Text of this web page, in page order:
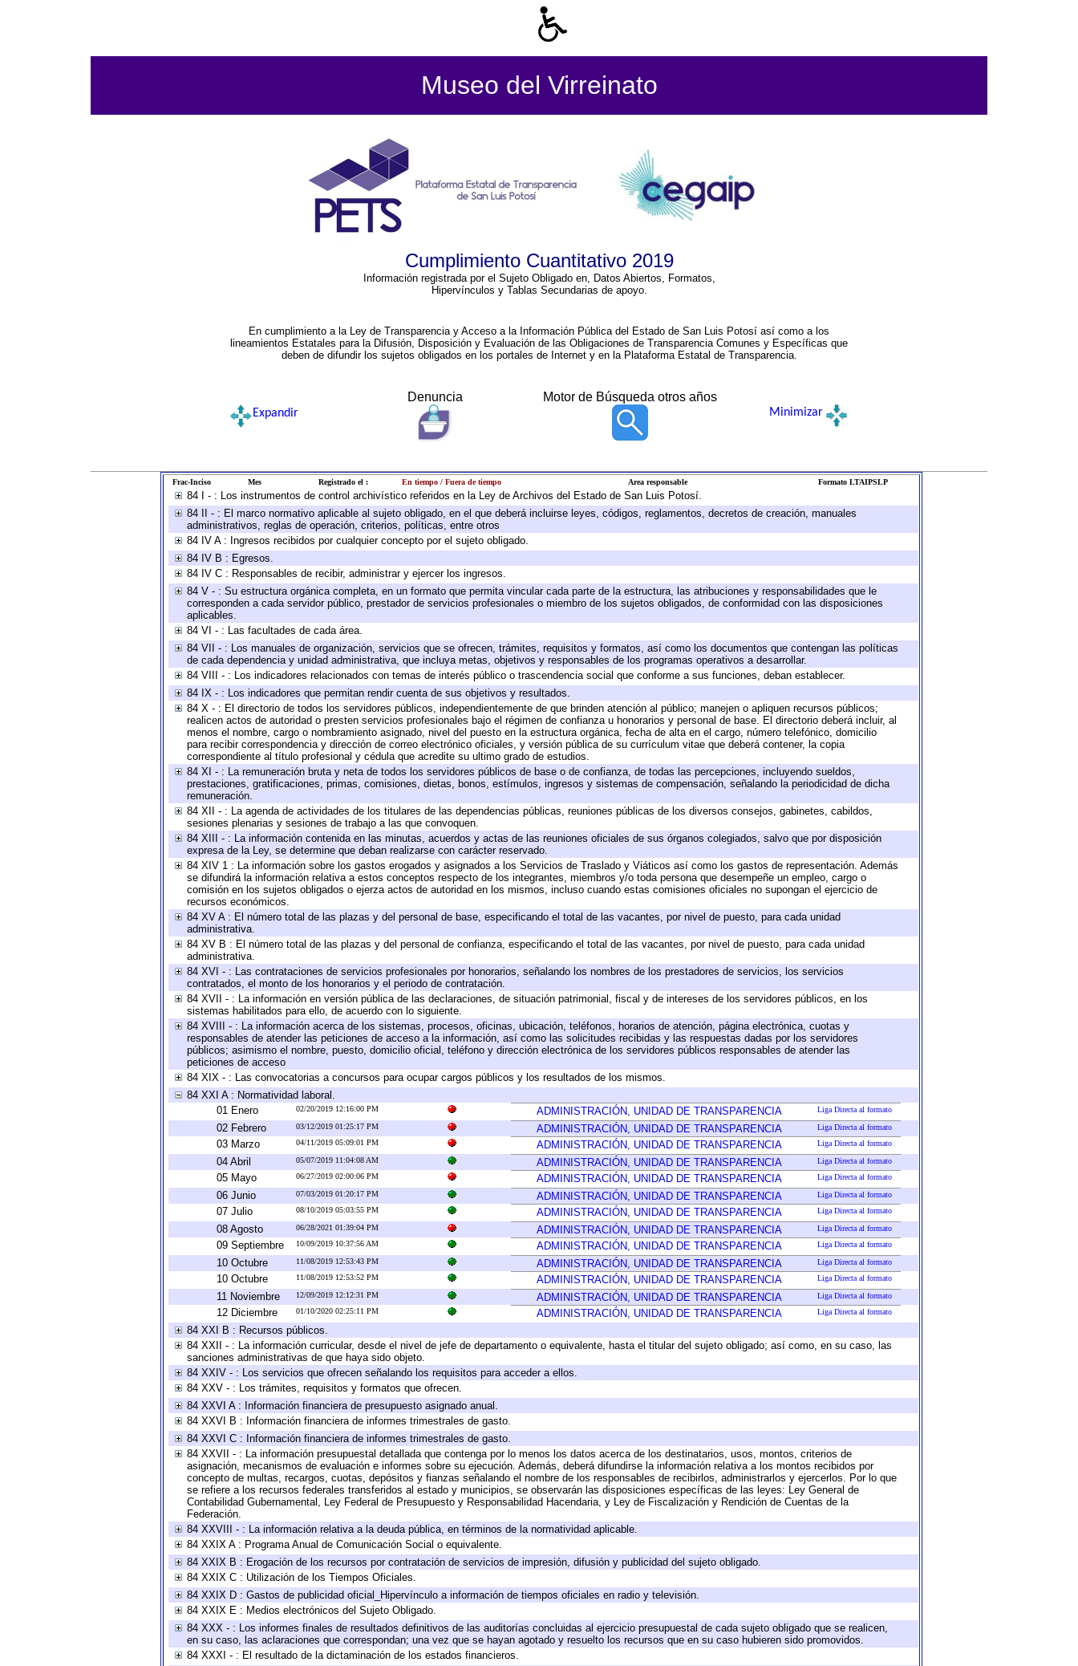
Museo del Virreinato
Cumplimiento Cuantitativo 2019
Información registrada por el Sujeto Obligado en, Datos Abiertos, Formatos,
Hipervínculos y Tablas Secundarias de apoyo.
En cumplimiento a la Ley de Transparencia y Acceso a la Información Pública del Estado de San Luis Potosí así como a los
lineamientos Estatales para la Difusión, Disposición y Evaluación de las Obligaciones de Transparencia Comunes y Específicas que
deben de difundir los sujetos obligados en los portales de Internet y en la Plataforma Estatal de Transparencia.
Denuncia Motor de Búsqueda otros años
Expandir Minimizar
Frac-Inciso Mes Registrado el : En tiempo / Fuera de tiempo Area responsable Formato LTAIPSLP
84 I - : Los instrumentos de control archivístico referidos en la Ley de Archivos del Estado de San Luis Potosí.
84 II - : El marco normativo aplicable al sujeto obligado, en el que deberá incluirse leyes, códigos, reglamentos, decretos de creación, manuales
administrativos, reglas de operación, criterios, políticas, entre otros
84 IV A : Ingresos recibidos por cualquier concepto por el sujeto obligado.
84 IV B : Egresos.
84 IV C : Responsables de recibir, administrar y ejercer los ingresos.
84 V - : Su estructura orgánica completa, en un formato que permita vincular cada parte de la estructura, las atribuciones y responsabilidades que le
corresponden a cada servidor público, prestador de servicios profesionales o miembro de los sujetos obligados, de conformidad con las disposiciones
aplicables.
84 VI - : Las facultades de cada área.
84 VII - : Los manuales de organización, servicios que se ofrecen, trámites, requisitos y formatos, así como los documentos que contengan las políticas
de cada dependencia y unidad administrativa, que incluya metas, objetivos y responsables de los programas operativos a desarrollar.
84 VIII - : Los indicadores relacionados con temas de interés público o trascendencia social que conforme a sus funciones, deban establecer.
84 IX - : Los indicadores que permitan rendir cuenta de sus objetivos y resultados.
84 X - : El directorio de todos los servidores públicos, independientemente de que brinden atención al público; manejen o apliquen recursos públicos;
realicen actos de autoridad o presten servicios profesionales bajo el régimen de confianza u honorarios y personal de base. El directorio deberá incluir, al
menos el nombre, cargo o nombramiento asignado, nivel del puesto en la estructura orgánica, fecha de alta en el cargo, número telefónico, domicilio
para recibir correspondencia y dirección de correo electrónico oficiales, y versión pública de su currículum vitae que deberá contener, la copia
correspondiente al título profesional y cédula que acredite su ultimo grado de estudios.
84 XI - : La remuneración bruta y neta de todos los servidores públicos de base o de confianza, de todas las percepciones, incluyendo sueldos,
prestaciones, gratificaciones, primas, comisiones, dietas, bonos, estímulos, ingresos y sistemas de compensación, señalando la periodicidad de dicha
remuneración.
84 XII - : La agenda de actividades de los titulares de las dependencias públicas, reuniones públicas de los diversos consejos, gabinetes, cabildos,
sesiones plenarias y sesiones de trabajo a las que convoquen.
84 XIII - : La información contenida en las minutas, acuerdos y actas de las reuniones oficiales de sus órganos colegiados, salvo que por disposición
expresa de la Ley, se determine que deban realizarse con carácter reservado.
84 XIV 1 : La información sobre los gastos erogados y asignados a los Servicios de Traslado y Viáticos así como los gastos de representación. Además
se difundirá la información relativa a estos conceptos respecto de los integrantes, miembros y/o toda persona que desempeñe un empleo, cargo o
comisión en los sujetos obligados o ejerza actos de autoridad en los mismos, incluso cuando estas comisiones oficiales no supongan el ejercicio de
recursos económicos.
84 XV A : El número total de las plazas y del personal de base, especificando el total de las vacantes, por nivel de puesto, para cada unidad
administrativa.
84 XV B : El número total de las plazas y del personal de confianza, especificando el total de las vacantes, por nivel de puesto, para cada unidad
administrativa.
84 XVI - : Las contrataciones de servicios profesionales por honorarios, señalando los nombres de los prestadores de servicios, los servicios
contratados, el monto de los honorarios y el periodo de contratación.
84 XVII - : La información en versión pública de las declaraciones, de situación patrimonial, fiscal y de intereses de los servidores públicos, en los
sistemas habilitados para ello, de acuerdo con lo siguiente.
84 XVIII - : La información acerca de los sistemas, procesos, oficinas, ubicación, teléfonos, horarios de atención, página electrónica, cuotas y
responsables de atender las peticiones de acceso a la información, así como las solicitudes recibidas y las respuestas dadas por los servidores
públicos; asimismo el nombre, puesto, domicilio oficial, teléfono y dirección electrónica de los servidores públicos responsables de atender las
peticiones de acceso
84 XIX - : Las convocatorias a concursos para ocupar cargos públicos y los resultados de los mismos.
84 XXI A : Normatividad laboral.
01 Enero
02/20/2019 12:16:00 PM ADMINISTRACIÓN, UNIDAD DE TRANSPARENCIA Liga Directa al formato
02 Febrero 03/12/2019 01:25:17 PM ADMINISTRACIÓN, UNIDAD DE TRANSPARENCIA Liga Directa al formato
03 Marzo 04/11/2019 05:09:01 PM ADMINISTRACIÓN, UNIDAD DE TRANSPARENCIA Liga Directa al formato
04 Abril 05/07/2019 11:04:08 AM ADMINISTRACIÓN, UNIDAD DE TRANSPARENCIA Liga Directa al formato
05 Mayo 06/27/2019 02:00:06 PM ADMINISTRACIÓN, UNIDAD DE TRANSPARENCIA Liga Directa al formato
06 Junio 07/03/2019 01:20:17 PM ADMINISTRACIÓN, UNIDAD DE TRANSPARENCIA Liga Directa al formato
07 Julio 08/10/2019 05:03:55 PM ADMINISTRACIÓN, UNIDAD DE TRANSPARENCIA Liga Directa al formato
08 Agosto 06/28/2021 01:39:04 PM ADMINISTRACIÓN, UNIDAD DE TRANSPARENCIA Liga Directa al formato
09 Septiembre 10/09/2019 10:37:56 AM ADMINISTRACIÓN, UNIDAD DE TRANSPARENCIA Liga Directa al formato
10 Octubre 11/08/2019 12:53:43 PM ADMINISTRACIÓN, UNIDAD DE TRANSPARENCIA Liga Directa al formato
10 Octubre 11/08/2019 12:53:52 PM ADMINISTRACIÓN, UNIDAD DE TRANSPARENCIA Liga Directa al formato
11 Noviembre 12/09/2019 12:12:31 PM ADMINISTRACIÓN, UNIDAD DE TRANSPARENCIA Liga Directa al formato
12 Diciembre 01/10/2020 02:25:11 PM ADMINISTRACIÓN, UNIDAD DE TRANSPARENCIA Liga Directa al formato
84 XXI B : Recursos públicos.
84 XXII - : La información curricular, desde el nivel de jefe de departamento o equivalente, hasta el titular del sujeto obligado; así como, en su caso, las
sanciones administrativas de que haya sido objeto.
84 XXIV - : Los servicios que ofrecen señalando los requisitos para acceder a ellos.
84 XXV - : Los trámites, requisitos y formatos que ofrecen.
84 XXVI A : Información financiera de presupuesto asignado anual.
84 XXVI B : Información financiera de informes trimestrales de gasto.
84 XXVI C : Información financiera de informes trimestrales de gasto.
84 XXVII - : La información presupuestal detallada que contenga por lo menos los datos acerca de los destinatarios, usos, montos, criterios de
asignación, mecanismos de evaluación e informes sobre su ejecución. Además, deberá difundirse la información relativa a los montos recibidos por
concepto de multas, recargos, cuotas, depósitos y fianzas señalando el nombre de los responsables de recibirlos, administrarlos y ejercerlos. Por lo que
se refiere a los recursos federales transferidos al estado y municipios, se observarán las disposiciones específicas de las leyes: Ley General de
Contabilidad Gubernamental, Ley Federal de Presupuesto y Responsabilidad Hacendaria, y Ley de Fiscalización y Rendición de Cuentas de la
Federación.
84 XXVIII - : La información relativa a la deuda pública, en términos de la normatividad aplicable.
84 XXIX A : Programa Anual de Comunicación Social o equivalente.
84 XXIX B : Erogación de los recursos por contratación de servicios de impresión, difusión y publicidad del sujeto obligado.
84 XXIX C : Utilización de los Tiempos Oficiales.
84 XXIX D : Gastos de publicidad oficial_Hipervínculo a información de tiempos oficiales en radio y televisión.
84 XXIX E : Medios electrónicos del Sujeto Obligado.
84 XXX - : Los informes finales de resultados definitivos de las auditorías concluidas al ejercicio presupuestal de cada sujeto obligado que se realicen,
en su caso, las aclaraciones que correspondan; una vez que se hayan agotado y resuelto los recursos que en su caso hubieren sido promovidos.
84 XXXI - : El resultado de la dictaminación de los estados financieros.